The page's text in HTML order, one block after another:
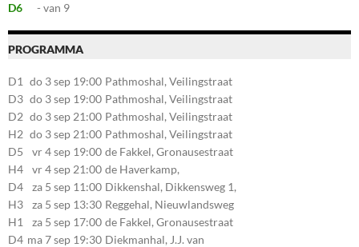
D6
- van 9
PROGRAMMA
D1 do 3 sep 19:00 Pathmoshal, Veilingstraat
20, 7545LZ Enschede
D3 do 3 sep 19:00 Pathmoshal, Veilingstraat
20, 7545LZ Enschede
D2 do 3 sep 21:00 Pathmoshal, Veilingstraat
20, 7545LZ Enschede
H2 do 3 sep 21:00 Pathmoshal, Veilingstraat
20, 7545LZ Enschede
D5 vr 4 sep 19:00 de Fakkel, Gronausestraat
107, 7581CE Losser
H4 vr 4 sep 21:00 de Haverkamp,
Stationsstraat 30, 7475AM
Markelo
D4 za 5 sep 11:00 Dikkenshal, Dikkensweg 1,
7641CC Wierden
H3 za 5 sep 13:30 Reggehal, Nieuwlandsweg
1, 7461VP Rijssen
H1 za 5 sep 17:00 de Fakkel, Gronausestraat
107, 7581CE Losser
D4 ma 7 sep 19:30 Diekmanhal, J.J. van